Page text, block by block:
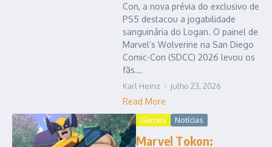
Con, a nova prévia do exclusivo de
PS5 destacou a jogabilidade
sanguinária do Logan. O painel de
Marvel’s Wolverine na San Diego
Comic-Con (SDCC) 2026 levou os
fãs...
Karl Heinz julho 23, 2026
Read More
Games Notícias
Marvel Tokon: